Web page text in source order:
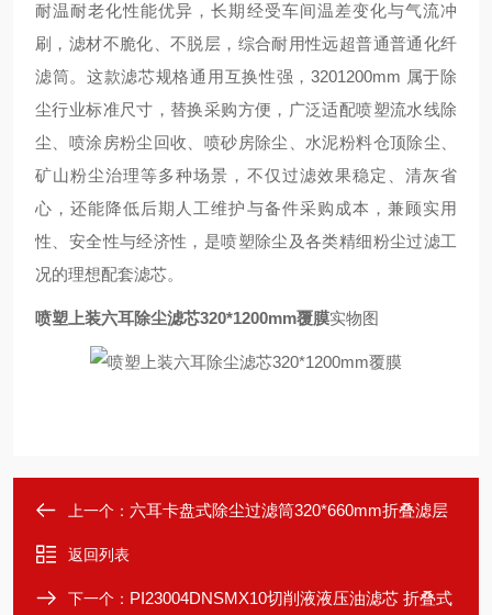
耐温耐老化性能优异，长期经受车间温差变化与气流冲
刷，滤材不脆化、不脱层，综合耐用性远超普通普通化纤
滤筒。这款滤芯规格通用互换性强，3201200mm 属于除
尘行业标准尺寸，替换采购方便，广泛适配喷塑流水线除
尘、喷涂房粉尘回收、喷砂房除尘、水泥粉料仓顶除尘、
矿山粉尘治理等多种场景，不仅过滤效果稳定、清灰省
心，还能降低后期人工维护与备件采购成本，兼顾实用
性、安全性与经济性，是喷塑除尘及各类精细粉尘过滤工
况的理想配套滤芯。
喷塑上装六耳除尘滤芯320*1200mm覆膜实物图
上一个： 六耳卡盘式除尘过滤筒320*660mm折叠滤层
返回列表
下一个： PI23004DNSMX10切削液液压油滤芯 折叠式